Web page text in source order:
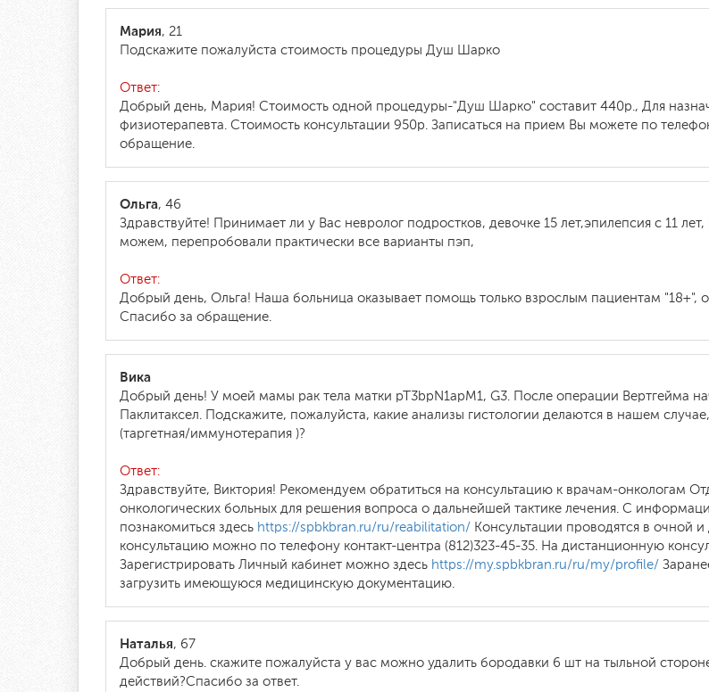
Мария, 21
Подскажите пожалуйста стоимость процедуры Душ Шарко
Ответ:
Добрый день, Мария! Стоимость одной процедуры-"Душ Шарко" составит 440р., Для
физиотерапевта. Стоимость консультации 950р. Записаться на прием Вы можете по
обращение.
Ольга, 46
Здравствуйте! Принимает ли у Вас невролог подростков, девочке 15 лет,эпилепсия с 11
можем, перепробовали практически все варианты пэп,
Ответ:
Добрый день, Ольга! Наша больница оказывает помощь только взрослым пациентам "18+",
Спасибо за обращение.
Вика
Добрый день! У моей мамы рак тела матки pT3bpN1apM1, G3. После операции Вертгейма
Паклитаксел. Подскажите, пожалуйста, какие анализы гистологии делаются в нашем
(таргетная/иммунотерапия )?
Ответ:
Здравствуйте, Виктория! Рекомендуем обратиться на консультацию к врачам-онкологам
онкологических больных для решения вопроса о дальнейшей тактике лечения. С
познакомиться здесь https://spbkbran.ru/ru/reabilitation/ Консультации проводятся в очной
консультацию можно по телефону контакт-центра (812)323-45-35. На дистанционную
Зарегистрировать Личный кабинет можно здесь https://my.spbkbran.ru/ru/my/profile/
загрузить имеющуюся медицинскую документацию.
Наталья, 67
Добрый день. скажите пожалуйста у вас можно удалить бородавки 6 шт на тыльной
действий?Спасибо за ответ.